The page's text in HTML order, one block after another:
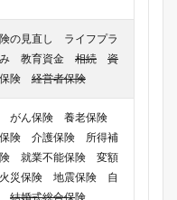
の見直し ライフプラ
み 教育資金 相続
資
険 経営者保険
がん保険 養老保険
険 介護保険 所得補
就業不能保険 変額
災保険 地震保険 自
結婚式総合保険